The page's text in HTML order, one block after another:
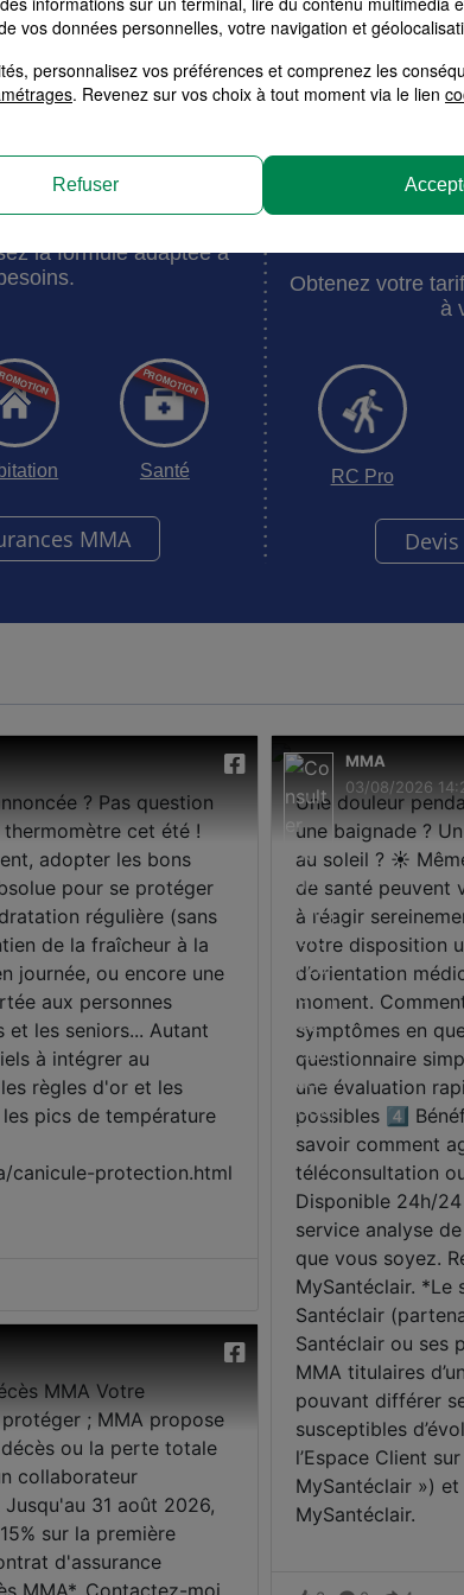
MMA
la formule adaptée à
Santé
MMA
Devis
Obtenez votre
à
RC Pro
vos données personnelles, votre navigation et
personnalisez vos préférences et comprenez les
. Revenez sur vos choix à tout moment via le lien
Refuser